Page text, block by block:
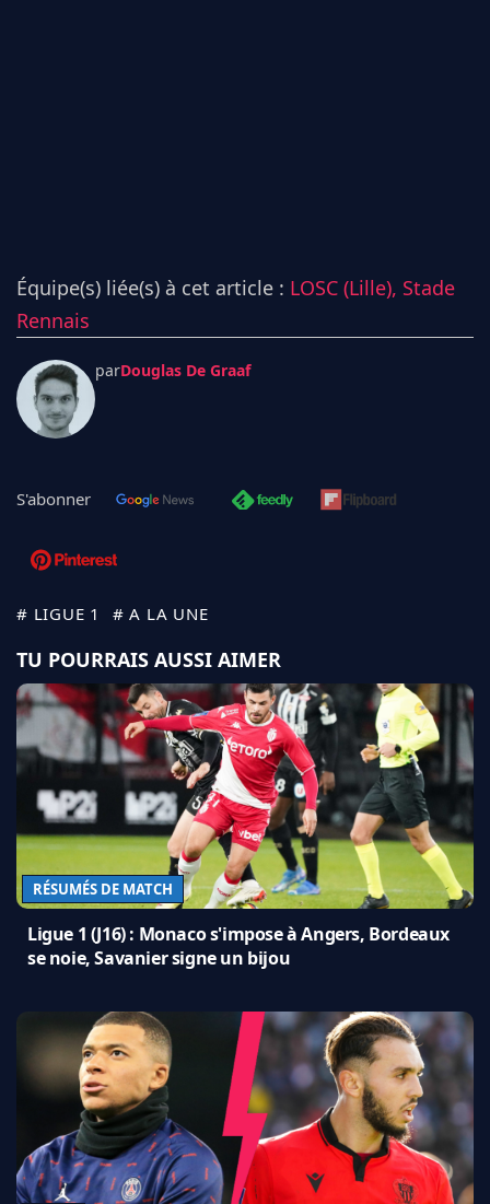
Équipe(s) liée(s) à cet article : LOSC (Lille), Stade
Rennais
parDouglas De Graaf
S'abonner
# LIGUE 1 # A LA UNE
TU POURRAIS AUSSI AIMER
RÉSUMÉS DE MATCH
Ligue 1 (J16) : Monaco s'impose à Angers, Bordeaux
se noie, Savanier signe un bijou